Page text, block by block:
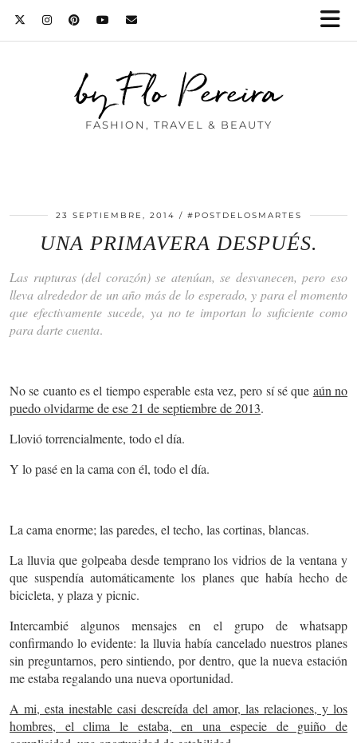
by Flo Pereira
FASHION, TRAVEL & BEAUTY
23 SEPTIEMBRE, 2014 #POSTDELOSMARTES
UNA PRIMAVERA DESPUÉS.
Las rupturas (del corazón) se atenúan, se desvanecen, pero eso
lleva alrededor de un año más de lo esperado, y para el momento
que efectivamente sucede, ya no te importan lo suficiente como
para darte cuenta.
No se cuanto es el tiempo esperable esta vez, pero sí sé que aún no
puedo olvidarme de ese 21 de septiembre de 2013.
Llovió torrencialmente, todo el día.
Y lo pasé en la cama con él, todo el día.
La cama enorme; las paredes, el techo, las cortinas, blancas.
La lluvia que golpeaba desde temprano los vidrios de la ventana y
que suspendía automáticamente los planes que había hecho de
bicicleta, y plaza y picnic.
Intercambié algunos mensajes en el grupo de whatsapp
confirmando lo evidente: la lluvia había cancelado nuestros planes
sin preguntarnos, pero sintiendo, por dentro, que la nueva estación
me estaba regalando una nueva oportunidad.
A mi, esta inestable casi descreída del amor, las relaciones, y los
hombres, el clima le estaba, en una especie de guiño de